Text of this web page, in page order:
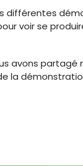
différentes
voir se
avons
la